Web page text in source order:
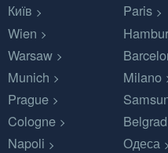
Київ
Paris
Wien
Warsaw
Munich
Milano
Prague
Cologne
Belgrad
Napoli
Одеса